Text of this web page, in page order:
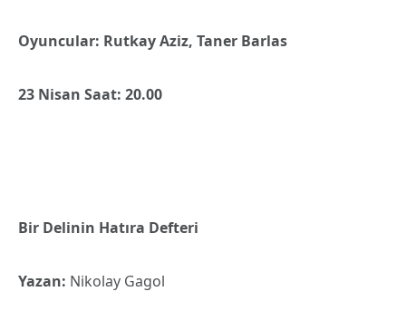
Oyuncular: Rutkay Aziz, Taner Barlas
23 Nisan Saat: 20.00
Bir Delinin Hatıra Defteri
Yazan: Nikolay Gagol